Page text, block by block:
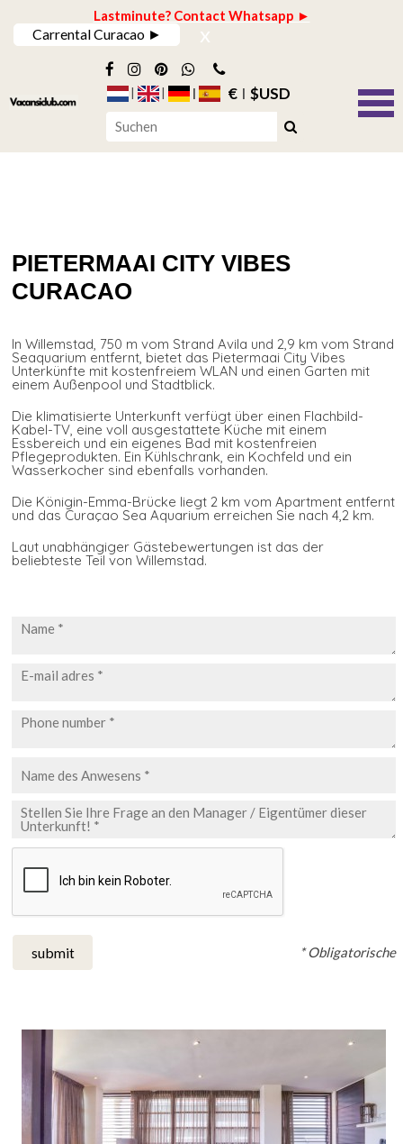
Lastminute? Contact Whatsapp ►
Carrental Curacao ► x
€ $USD
PIETERMAAI CITY VIBES
CURACAO
In Willemstad, 750 m vom Strand Avila und 2,9 km vom Strand
Seaquarium entfernt, bietet das Pietermaai City Vibes
Unterkünfte mit kostenfreiem WLAN und einen Garten mit
einem Außenpool und Stadtblick.
Die klimatisierte Unterkunft verfügt über einen Flachbild-
Kabel-TV, eine voll ausgestattete Küche mit einem
Essbereich und ein eigenes Bad mit kostenfreien
Pflegeprodukten. Ein Kühlschrank, ein Kochfeld und ein
Wasserkocher sind ebenfalls vorhanden.
Die Königin-Emma-Brücke liegt 2 km vom Apartment entfernt
und das Curaçao Sea Aquarium erreichen Sie nach 4,2 km.
Laut unabhängiger Gästebewertungen ist das der
beliebteste Teil von Willemstad.
submit * Obligatorische